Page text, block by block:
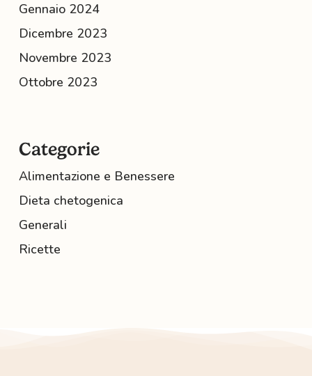
Gennaio 2024
Dicembre 2023
Novembre 2023
Ottobre 2023
Categorie
Alimentazione e Benessere
Dieta chetogenica
Generali
Ricette